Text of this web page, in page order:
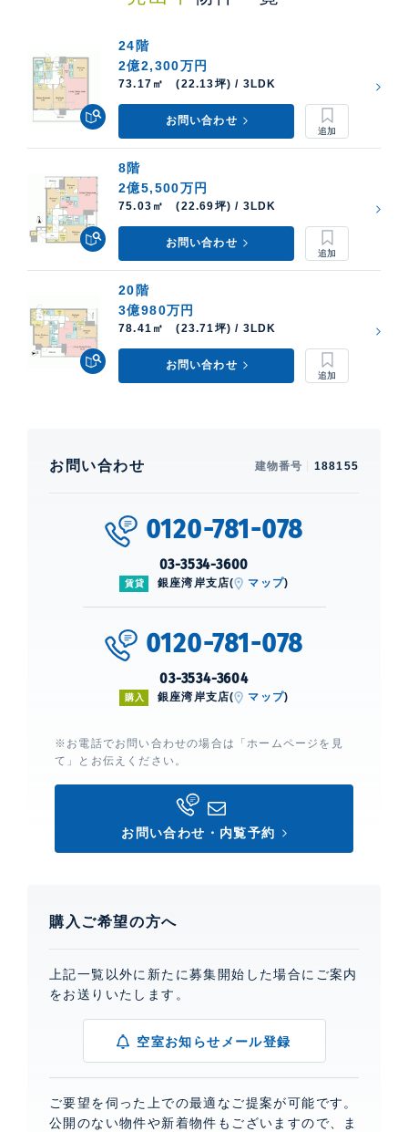
24階
2億2,300万円
73.17㎡ (22.13坪) / 3LDK
お問い合わせ
8階
2億5,500万円
75.03㎡ (22.69坪) / 3LDK
お問い合わせ
20階
3億980万円
78.41㎡ (23.71坪) / 3LDK
お問い合わせ
お問い合わせ 建物番号 188155
0120-781-078
03-3534-3600
賃貸 銀座湾岸支店( マップ)
0120-781-078
03-3534-3604
購入 銀座湾岸支店( マップ)
※お電話でお問い合わせの場合は「ホームページを見
て」とお伝えください。
お問い合わせ・内覧予約
購入ご希望の方へ
上記一覧以外に新たに募集開始した場合にご案内
をお送りいたします。
空室お知らせメール登録
ご要望を伺った上での最適なご提案が可能です。
公開のない物件や新着物件もございますので、ま